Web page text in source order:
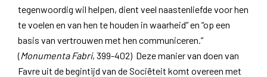
tegenwoordig wil helpen, dient veel naastenliefde voor hen
te voelen en van hen te houden in waarheid” en “op een
basis van vertrouwen met hen communiceren.”
(Monumenta Fabri, 399-402) Deze manier van doen van
Favre uit de begintijd van de Sociëteit komt overeen met